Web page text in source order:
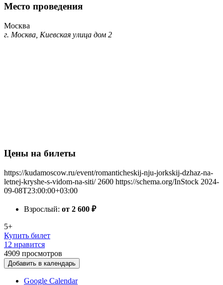
Место проведения
Москва
г. Москва, Киевская улица дом 2
Цены на билеты
https://kudamoscow.ru/event/romanticheskij-nju-jorkskij-dzhaz-na-
letnej-kryshe-s-vidom-na-siti/ 2600 https://schema.org/InStock 2024-
09-08T23:00:00+03:00
Взрослый: от 2 600 ₽
5+
Купить билет
12 нравится
4909 просмотров
Добавить в календарь
Google Calendar